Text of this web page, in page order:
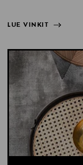
LUE VINKIT
LUE VINKIT